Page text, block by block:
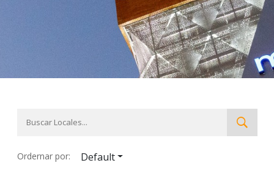
Ordernar por: Default